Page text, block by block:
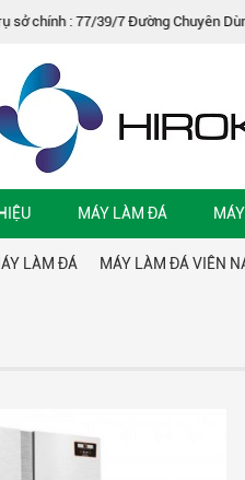
Đường Chuyên Dùng 9, Phường
MÁY LÀM ĐÁ
LÀM ĐÁ MÁY LÀM ĐÁ VIÊN